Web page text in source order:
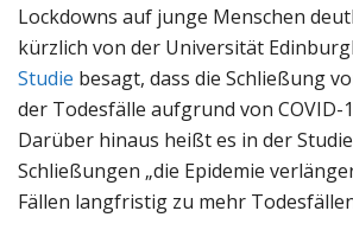
Lockdowns auf junge Menschen
kürzlich von der Universität
Studie besagt, dass die Schließung
der Todesfälle aufgrund von COVID-
Darüber hinaus heißt es in der
Schließungen „die Epidemie
Fällen langfristig zu mehr